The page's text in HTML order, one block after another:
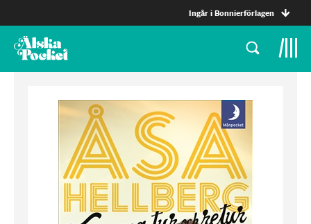
Ingår i Bonnierförlagen